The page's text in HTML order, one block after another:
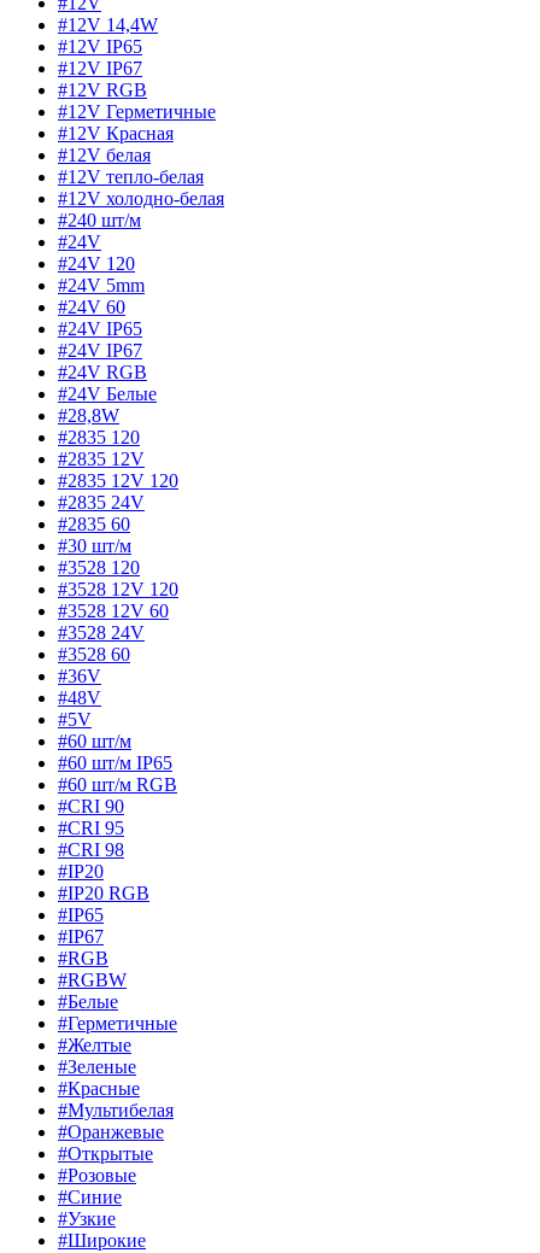
#12V 14,4W
#12V IP65
#12V IP67
#12V RGB
#12V Герметичные
#12V Красная
#12V белая
#12V тепло-белая
#12V холодно-белая
#240 шт/м
#24V
#24V 120
#24V 5mm
#24V 60
#24V IP65
#24V IP67
#24V RGB
#24V Белые
#28,8W
#2835 120
#2835 12V
#2835 12V 120
#2835 24V
#2835 60
#30 шт/м
#3528 120
#3528 12V 120
#3528 12V 60
#3528 24V
#3528 60
#36V
#48V
#5V
#60 шт/м
#60 шт/м IP65
#60 шт/м RGB
#CRI 90
#CRI 95
#CRI 98
#IP20
#IP20 RGB
#IP65
#IP67
#RGB
#RGBW
#Белые
#Герметичные
#Желтые
#Зеленые
#Красные
#Мультибелая
#Оранжевые
#Открытые
#Розовые
#Синие
#Узкие
#Широкие